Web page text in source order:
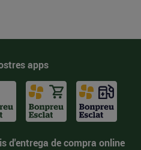
apps
d'entrega de compra online